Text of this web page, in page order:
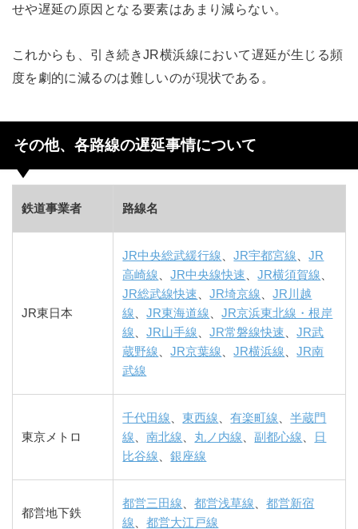
せや遅延の原因となる要素はあまり減らない。
これからも、引き続きJR横浜線において遅延が生じる頻
度を劇的に減るのは難しいのが現状である。
その他、各路線の遅延事情について
鉄道事業者 路線名
JR東日本
JR中央総武緩行線 、JR宇都宮線 、JR
高崎線 、JR中央線快速 、JR横須賀線
JR総武線快速 、JR埼京線 、JR川越
線 、JR東海道線 、JR京浜東北線・根岸
線 、JR山手線 、JR常磐線快速 、JR武
蔵野線 、JR京葉線 、JR横浜線 、JR南
武線
東京メトロ
千代田線 、東西線 、有楽町線 、半蔵門
線 、南北線 丸ノ内線 、副都心線
日
比谷線 、銀座線
都営地下鉄
都営三田線 、都営浅草線 、都営新宿
線 、都営大江戸線